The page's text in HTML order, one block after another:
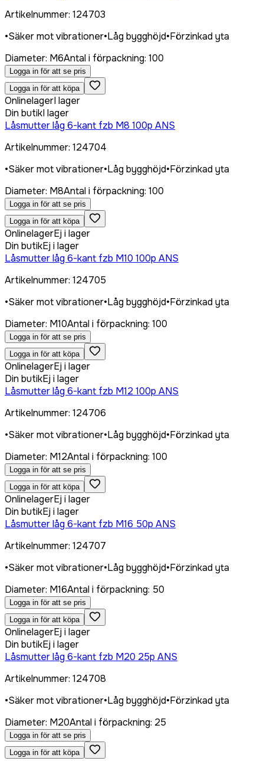
Artikelnummer: 124703
•Säker mot vibrationer•Låg bygghöjd•Förzinkad yta
Diameter: M6Antal i förpackning: 100
Logga in för att se pris
Logga in för att köpa
OnlinelagerI lager
Din butikI lager
Låsmutter låg 6-kant fzb M8 100p ANS
Artikelnummer: 124704
•Säker mot vibrationer•Låg bygghöjd•Förzinkad yta
Diameter: M8Antal i förpackning: 100
Logga in för att se pris
Logga in för att köpa
OnlinelagerEj i lager
Din butikEj i lager
Låsmutter låg 6-kant fzb M10 100p ANS
Artikelnummer: 124705
•Säker mot vibrationer•Låg bygghöjd•Förzinkad yta
Diameter: M10Antal i förpackning: 100
Logga in för att se pris
Logga in för att köpa
OnlinelagerEj i lager
Din butikEj i lager
Låsmutter låg 6-kant fzb M12 100p ANS
Artikelnummer: 124706
•Säker mot vibrationer•Låg bygghöjd•Förzinkad yta
Diameter: M12Antal i förpackning: 100
Logga in för att se pris
Logga in för att köpa
OnlinelagerEj i lager
Din butikEj i lager
Låsmutter låg 6-kant fzb M16 50p ANS
Artikelnummer: 124707
•Säker mot vibrationer•Låg bygghöjd•Förzinkad yta
Diameter: M16Antal i förpackning: 50
Logga in för att se pris
Logga in för att köpa
OnlinelagerEj i lager
Din butikEj i lager
Låsmutter låg 6-kant fzb M20 25p ANS
Artikelnummer: 124708
•Säker mot vibrationer•Låg bygghöjd•Förzinkad yta
Diameter: M20Antal i förpackning: 25
Logga in för att se pris
Logga in för att köpa